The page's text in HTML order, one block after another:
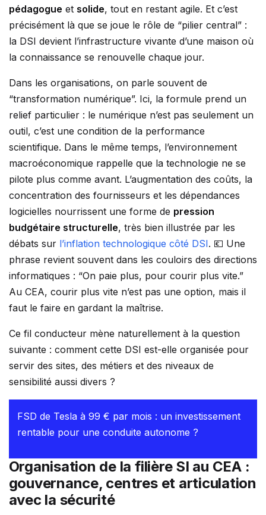
pédagogue et solide, tout en restant agile. Et c’est
précisément là que se joue le rôle de “pilier central” :
la DSI devient l’infrastructure vivante d’une maison où
la connaissance se renouvelle chaque jour.
Dans les organisations, on parle souvent de
“transformation numérique”. Ici, la formule prend un
relief particulier : le numérique n’est pas seulement un
outil, c’est une condition de la performance
scientifique. Dans le même temps, l’environnement
macroéconomique rappelle que la technologie ne se
pilote plus comme avant. L’augmentation des coûts, la
concentration des fournisseurs et les dépendances
logicielles nourrissent une forme de pression
budgétaire structurelle, très bien illustrée par les
débats sur l’inflation technologique côté DSI. 💶 Une
phrase revient souvent dans les couloirs des directions
informatiques : “On paie plus, pour courir plus vite.”
Au CEA, courir plus vite n’est pas une option, mais il
faut le faire en gardant la maîtrise.
Ce fil conducteur mène naturellement à la question
suivante : comment cette DSI est-elle organisée pour
servir des sites, des métiers et des niveaux de
sensibilité aussi divers ?
FSD de Tesla à 99 € par mois : un investissement
rentable pour une conduite autonome ?
Organisation de la filière SI au CEA :
gouvernance, centres et articulation
avec la sécurité